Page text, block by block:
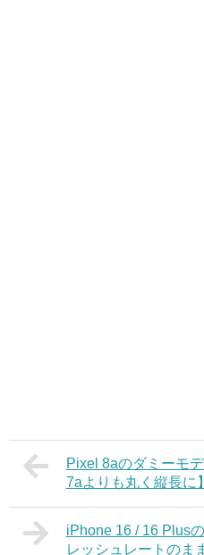
Pixel 8aのダミーモ
7aよりも丸く縦長に】
iPhone 16 / 16 Plus
レッシュレートのま